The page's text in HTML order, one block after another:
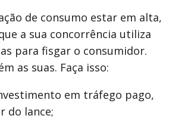
de consumo estar em alta,
a sua concorrência utiliza
para fisgar o consumidor.
as suas. Faça isso:
em tráfego pago,
do lance;